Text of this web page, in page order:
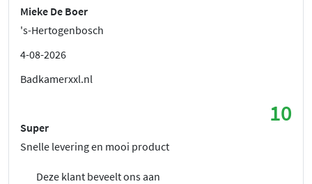
Mieke De Boer
's-Hertogenbosch
4-08-2026
Badkamerxxl.nl
10
Super
Snelle levering en mooi product
Deze klant beveelt ons aan